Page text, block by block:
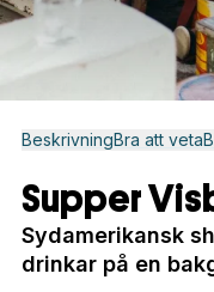
BeskrivningBra att veta
Supper
Sydamerikansk
drinkar på en